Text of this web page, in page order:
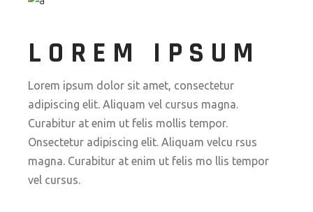
LOREM IPSUM
Lorem ipsum dolor sit amet, consectetur
adipiscing elit. Aliquam vel cursus magna.
Curabitur at enim ut felis mollis tempor.
Onsectetur adipiscing elit. Aliquam velcu rsus
magna. Curabitur at enim ut felis mo llis tempor
vel cursus.